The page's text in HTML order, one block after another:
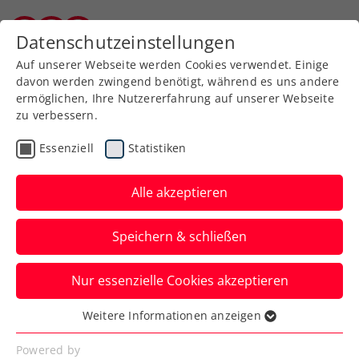
Aktuelle News
News filtern
Datenschutzeinstellungen
Auf unserer Webseite werden Cookies verwendet. Einige
davon werden zwingend benötigt, während es uns andere
ermöglichen, Ihre Nutzererfahrung auf unserer Webseite
zu verbessern.
Essenziell Statistiken
Alle akzeptieren
Speichern & schließen
Nur essenzielle Cookies akzeptieren
Essenziell
Essenzielle Cookies werden für grundlegende
Weitere Informationen anzeigen
Powered by